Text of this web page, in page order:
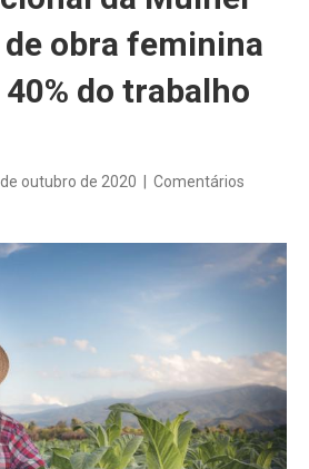
obra feminina
do trabalho
outubro de 2020
Comentários